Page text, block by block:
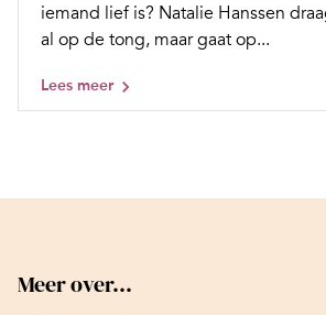
iemand lief is? Natalie Hanssen
al op de tong, maar gaat op...
Lees meer
Meer over...